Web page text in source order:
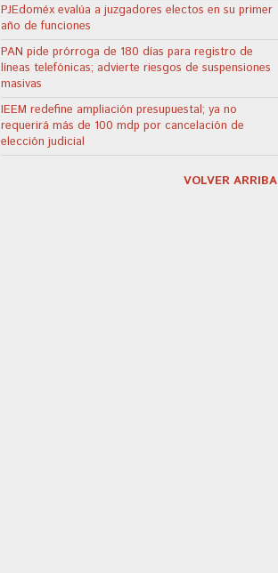
PJEdoméx evalúa a juzgadores electos en su primer
año de funciones
PAN pide prórroga de 180 días para registro de
líneas telefónicas; advierte riesgos de suspensiones
masivas
IEEM redefine ampliación presupuestal; ya no
requerirá más de 100 mdp por cancelación de
elección judicial
VOLVER ARRIBA